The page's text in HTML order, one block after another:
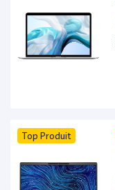
Top Produit